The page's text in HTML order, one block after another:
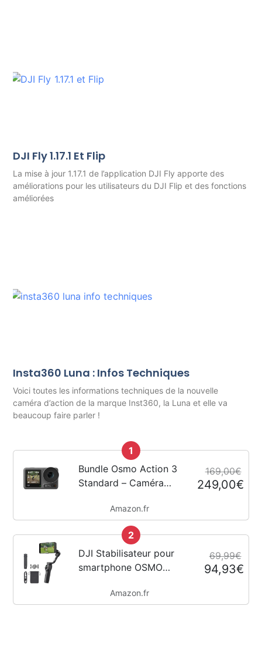
DJI Fly 1.17.1 Et Flip
La mise à jour 1.17.1 de l’application DJI Fly apporte des
améliorations pour les utilisateurs du DJI Flip et des fonctions
améliorées
Insta360 Luna : Infos Techniques
Voici toutes les informations techniques de la nouvelle
caméra d’action de la marque Inst360, la Luna et elle va
beaucoup faire parler !
1
Bundle Osmo Action 3
Standard – Caméra
super large,
HorizonSteady,
résistant au froid,
longue durée, support
vertical à démontage...
169,00€
249,00€
Amazon.fr
2
DJI Stabilisateur pour
smartphone OSMO
pour téléphones, bras
69,99€
94,93€
Amazon.fr